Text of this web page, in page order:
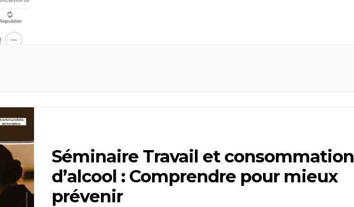
Séminaire Travail et consommation
d’alcool : Comprendre pour mieux
prévenir